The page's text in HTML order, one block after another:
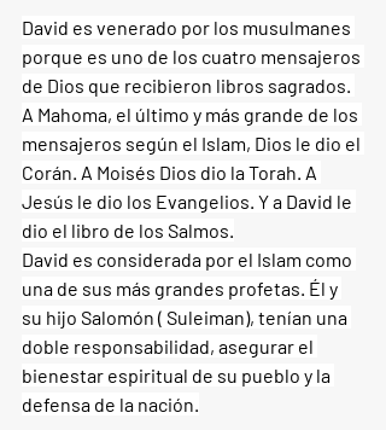
David es venerado por los musulmanes
porque es uno de los cuatro mensajeros
de Dios que recibieron libros sagrados.
A Mahoma, el último y más grande de los
mensajeros según el Islam, Dios le dio el
Corán. A Moisés Dios dio la Torah. A
Jesús le dio los Evangelios. Y a David le
dio el libro de los Salmos.
David es considerada por el Islam como
una de sus más grandes profetas. Él y
su hijo Salomón ( Suleiman), tenían una
doble responsabilidad, asegurar el
bienestar espiritual de su pueblo y la
defensa de la nación.